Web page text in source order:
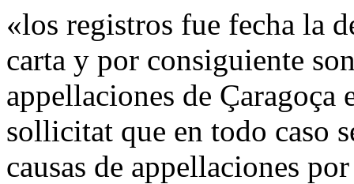
«los registros fue fecha la
carta y por consiguiente
appellaciones de
sollicitat que en todo caso
causas de appellaciones